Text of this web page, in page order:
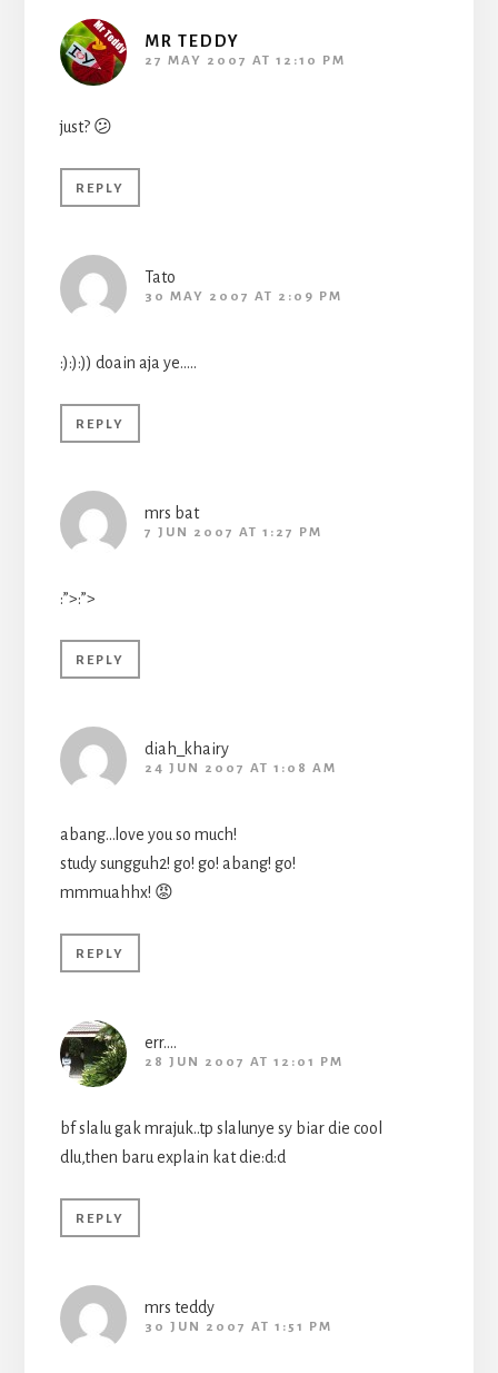
MR TEDDY
27 MAY 2007 AT 12:10 PM
just? 😕
REPLY
Tato
30 MAY 2007 AT 2:09 PM
:):):)) doain aja ye…..
REPLY
mrs bat
7 JUN 2007 AT 1:27 PM
:”>:”>
REPLY
diah_khairy
24 JUN 2007 AT 1:08 AM
abang…love you so much!
study sungguh2! go! go! abang! go!
mmmuahhx! 😡
REPLY
err....
28 JUN 2007 AT 12:01 PM
bf slalu gak mrajuk..tp slalunye sy biar die cool
dlu,then baru explain kat die:d:d
REPLY
mrs teddy
30 JUN 2007 AT 1:51 PM